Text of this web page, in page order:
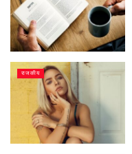
राजकीय